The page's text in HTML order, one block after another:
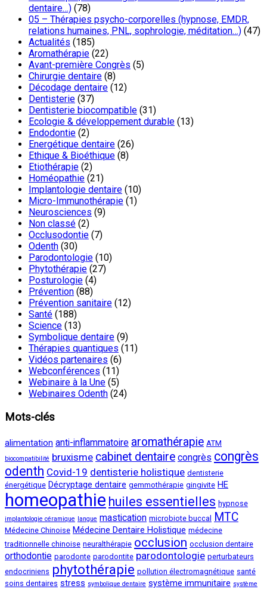
dentaire…) (78)
05 – Thérapies psycho-corporelles (hypnose, EMDR,
relations humaines, PNL, sophrologie, méditation…) (47)
Actualités (185)
Aromathérapie (22)
Avant-première Congrès (5)
Chirurgie dentaire (8)
Décodage dentaire (12)
Dentisterie (37)
Dentisterie biocompatible (31)
Ecologie & développement durable (13)
Endodontie (2)
Energétique dentaire (26)
Ethique & Bioéthique (8)
Etiothérapie (2)
Homéopathie (21)
Implantologie dentaire (10)
Micro-Immunothérapie (1)
Neurosciences (9)
Non classé (2)
Occlusodontie (7)
Odenth (30)
Parodontologie (10)
Phytothérapie (27)
Posturologie (4)
Prévention (88)
Prévention sanitaire (12)
Santé (188)
Science (13)
Symbolique dentaire (9)
Thérapies quantiques (11)
Vidéos partenaires (6)
Webconférences (11)
Webinaire à la Une (5)
Webinaires Odenth (24)
Mots-clés
alimentation anti-inflammatoire aromathérapie ATM
biocompatibilité bruxisme cabinet dentaire congrès congrès
odenth Covid-19 dentisterie holistique dentisterie
énergétique Décryptage dentaire gemmothérapie gingivite HE
homeopathie huiles essentielles hypnose
implantologie céramique langue mastication microbiote buccal MTC
Médecine Chinoise Médecine Dentaire Holistique médecine
traditionnelle chinoise neuralthérapie occlusion occlusion dentaire
orthodontie parodonte parodontite parodontologie perturbateurs
endocriniens phytothérapie pollution électromagnétique santé
soins dentaires stress symbolique dentaire système immunitaire système